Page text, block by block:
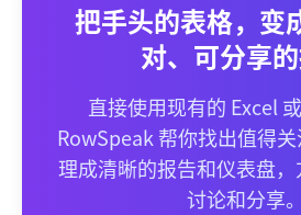
把手头的表格，变
对、可分享
直接使用现有的 Excel 或
RowSpeak 帮你找出值得
理成清晰的报告和仪表盘，
讨论和分享。